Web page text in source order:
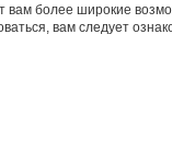
вам более широкие
вам следует